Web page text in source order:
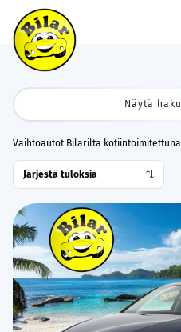
Näytä
Vaihtoautot Bilarilta